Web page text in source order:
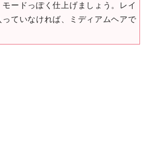
ードっぽく仕上げましょう。レイ
ていなければ、ミディアムヘアで